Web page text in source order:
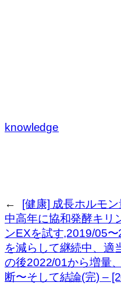
knowledge
←
[健康] 成長ホルモ
中高年に協和発酵キリ
ンEXを試す,2019/05
を減らして継続中、適
の後2022/01から増量
断〜そして結論(完) –